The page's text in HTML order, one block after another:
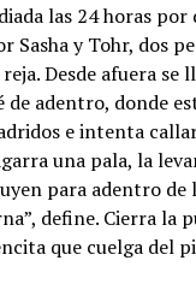
las 24 horas
Sasha y Tohr, dos
Desde afuera se
de adentro, donde
e intenta
una pala, la
para adentro de
define. Cierra la
que cuelga del